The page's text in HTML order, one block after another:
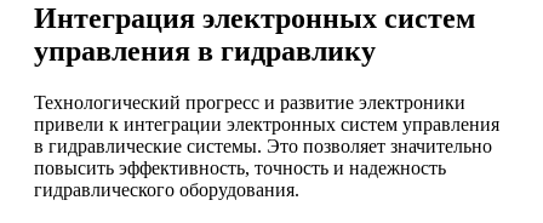
Интеграция электронных систем
управления в гидравлику
Технологический прогресс и развитие электроники
привели к интеграции электронных систем управления
в гидравлические системы. Это позволяет значительно
повысить эффективность, точность и надежность
гидравлического оборудования.